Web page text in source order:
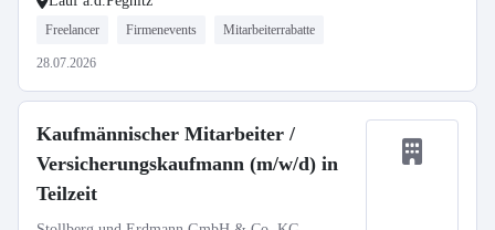
Freelancer Firmenevents Mitarbeiterrabatte
28.07.2026
Kaufmännischer Mitarbeiter /
Versicherungskaufmann (m/w/d) in
Teilzeit